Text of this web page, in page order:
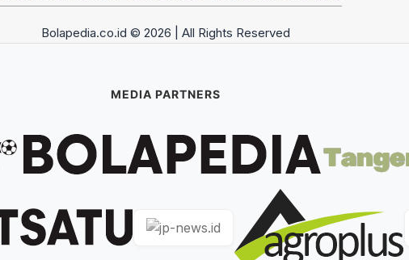
Bolapedia.co.id © 2026 | All Rights Reserved
MEDIA PARTNERS